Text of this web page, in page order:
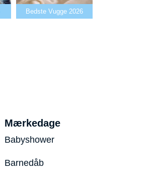
Bedste Vugge 2026
Mærkedage
Babyshower
Barnedåb